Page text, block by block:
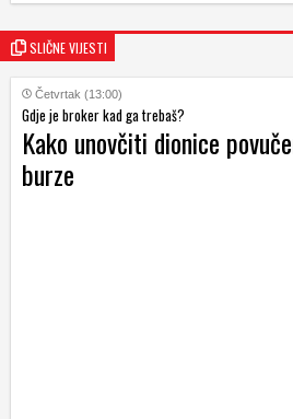
SLIČNE VIJESTI
Četvrtak (13:00)
Gdje je broker kad ga trebaš?
Kako unovčiti dionice
burze